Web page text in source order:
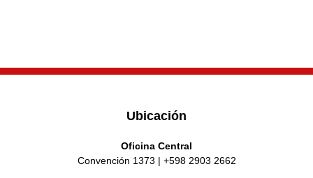
Ubicación
Oficina Central
Convención 1373 | +598 2903 2662